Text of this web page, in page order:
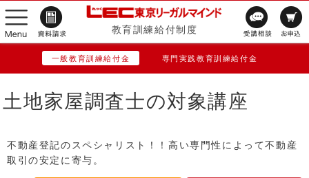
教育訓練給付制度
一般教育訓練給付金 専門実践教育訓練給付金
土地家屋調査士の対象講座
不動産登記のスペシャリスト！！高い専門性によって不動産
取引の安定に寄与。